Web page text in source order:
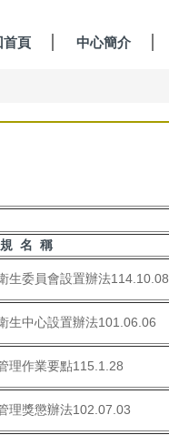
首頁 中心簡介
名 稱
生委員會設置辦法114.10.08
生中心設置辦法101.06.06
理作業要點115.1.28
理獎懲辦法102.07.03